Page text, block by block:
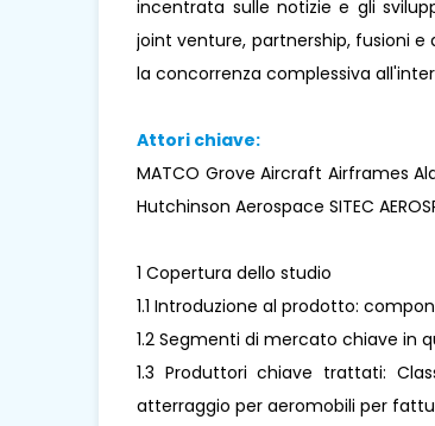
incentrata sulle notizie e gli
joint venture, partnership, fusioni
la concorrenza complessiva
Attori chiave:
MATCO Grove Aircraft Airframes
Hutchinson Aerospace SITEC
1 Copertura dello studio
1.1 Introduzione al prodotto:
1.2 Segmenti di mercato chiave in
1.3 Produttori chiave trattati:
atterraggio per aeromobili per